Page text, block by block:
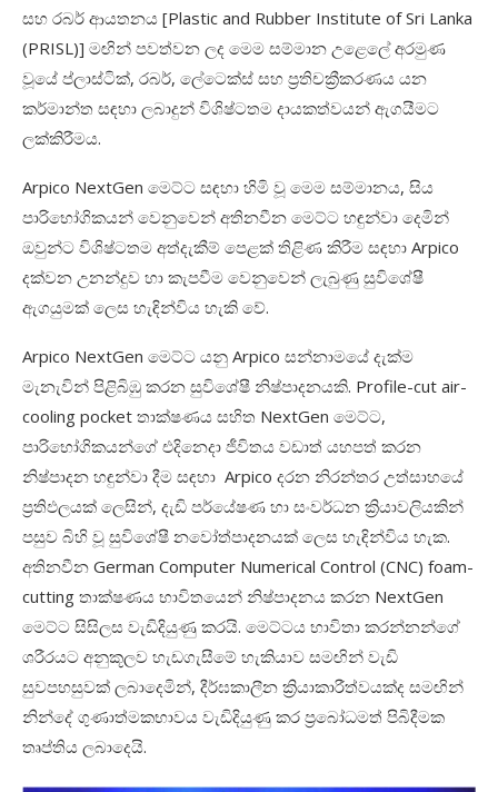
සහ රබර් ආයතනය [Plastic and Rubber Institute of Sri Lanka
(PRISL)] මඟින් පවත්වන ලද මෙම සම්මාන උළෙලේ අරමුණ
වූයේ ප්ලාස්ටික්, රබර්, ලේටෙක්ස් සහ ප්‍රතිචක්‍රීකරණය යන
කර්මාන්ත සඳහා ලබාදුන් විශිෂ්ටතම දායකත්වයන් ඇගයීමට
ලක්කිරීමය.
Arpico NextGen මෙට්ට සඳහා හිමි වූ මෙම සම්මානය, සිය
පාරිභෝගිකයන් වෙනුවෙන් අතිනවීන මෙට්ට හඳුන්වා දෙමින්
ඔවුන්ට විශිෂ්ටතම අත්දැකීම් පෙළක් තිළිණ කිරීම සඳහා Arpico
දක්වන උනන්දුව හා කැපවීම වෙනුවෙන් ලැබුණු සුවිශේෂී
ඇගයුමක් ලෙස හැඳින්විය හැකි වේ.
Arpico NextGen මෙට්ට යනු Arpico සන්නාමයේ දැක්ම
මැනැවින් පිළිබිඹු කරන සුවිශේෂී නිෂ්පාදනයකි. Profile-cut air-
cooling pocket තාක්ෂණය සහිත NextGen මෙට්ට,
පාරිභෝගිකයන්ගේ එදිනෙදා ජීවිතය වඩාත් යහපත් කරන
නිෂ්පාදන හඳුන්වා දීම සඳහා Arpico දරන නිරන්තර උත්සාහයේ
ප්‍රතිඵලයක් ලෙසින්, දැඩි පර්යේෂණ හා සංවර්ධන ක්‍රියාවලියකින්
පසුව බිහි වූ සුවිශේෂී නවෝත්පාදනයක් ලෙස හැඳින්විය හැක.
අතිනවීන German Computer Numerical Control (CNC) foam-
cutting තාක්ෂණය භාවිතයෙන් නිෂ්පාදනය කරන NextGen
මෙට්ට සිසිලස වැඩිදියුණු කරයි. මෙට්ටය භාවිතා කරන්නන්ගේ
ශරීරයට අනුකූලව හැඩගැසීමේ හැකියාව සමඟින් වැඩි
සුවපහසුවක් ලබාදෙමින්, දීර්ඝකාලීන ක්‍රියාකාරීත්වයක්ද සමඟින්
නින්දේ ගුණාත්මකභාවය වැඩිදියුණු කර ප්‍රබෝධමත් පිබිදීමක
තෘප්තිය ලබාදෙයි.